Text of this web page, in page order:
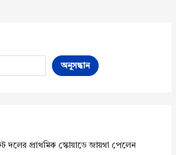
অনুসন্ধান
দলের প্রাথমিক স্কোয়াডে জায়গা পেলেন